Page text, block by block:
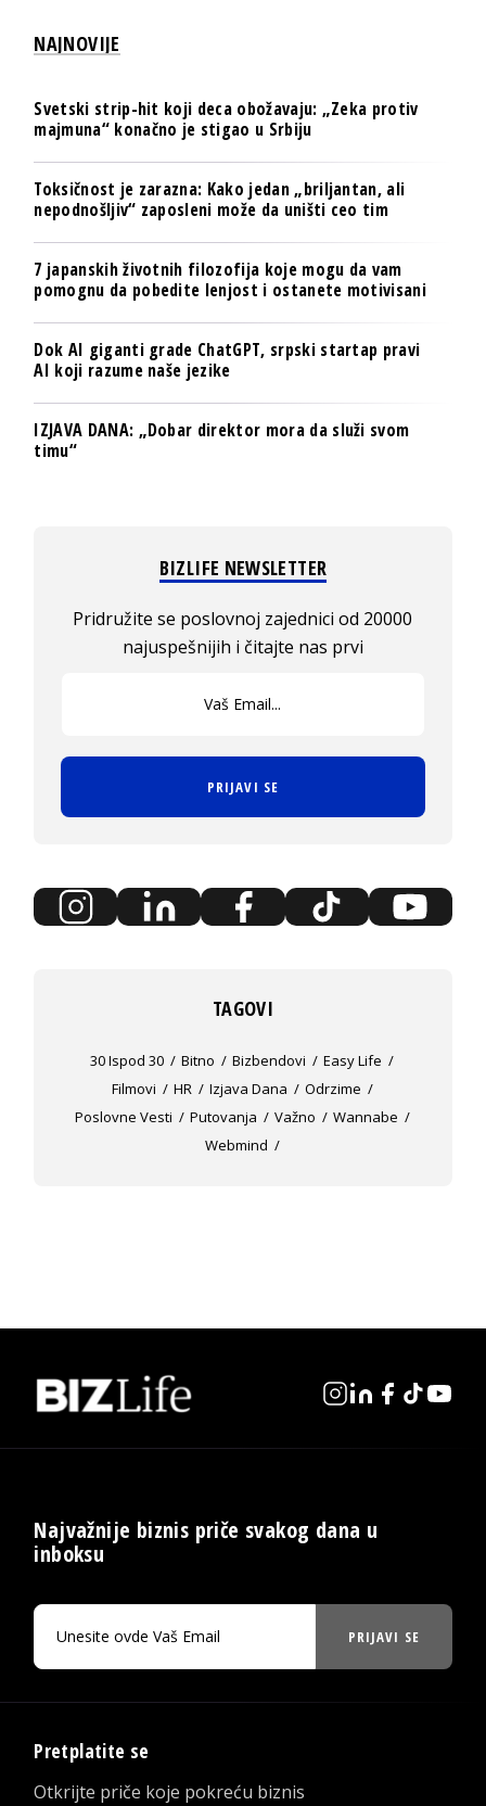
NAJNOVIJE
Svetski strip-hit koji deca obožavaju: „Zeka protiv
majmuna“ konačno je stigao u Srbiju
Toksičnost je zarazna: Kako jedan „briljantan, ali
nepodnošljiv“ zaposleni može da uništi ceo tim
7 japanskih životnih filozofija koje mogu da vam
pomognu da pobedite lenjost i ostanete motivisani
Dok AI giganti grade ChatGPT, srpski startap pravi
AI koji razume naše jezike
IZJAVA DANA: „Dobar direktor mora da služi svom
timu“
BIZLIFE NEWSLETTER
Pridružite se poslovnoj zajednici od 20000
najuspešnijih i čitajte nas prvi
PRIJAVI SE
TAGOVI
30 Ispod 30 Bitno Bizbendovi
Easy Life
Filmovi
HR Izjava Dana
Odrzime
Poslovne Vesti
Putovanja Važno
Wannabe
Webmind
Najvažnije biznis priče svakog dana u
inboksu
PRIJAVI SE
Pretplatite se
Otkrijte priče koje pokreću biznis